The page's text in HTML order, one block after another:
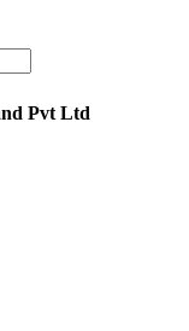
Pvt Ltd